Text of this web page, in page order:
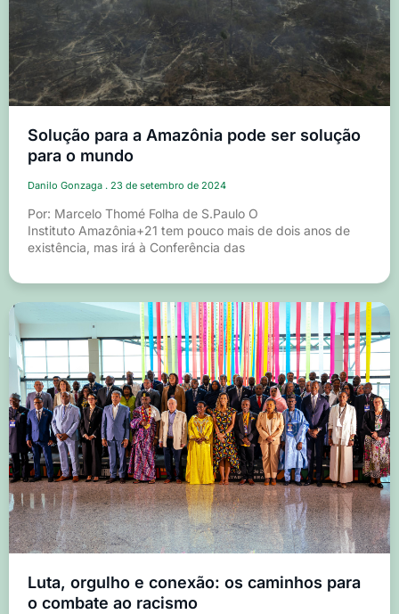
Solução para a Amazônia pode ser solução
para o mundo
Danilo Gonzaga 23 de setembro de 2024
Por: Marcelo Thomé Folha de S.Paulo O
Instituto Amazônia+21 tem pouco mais de dois anos de
existência, mas irá à Conferência das
Luta, orgulho e conexão: os caminhos para
o combate ao racismo